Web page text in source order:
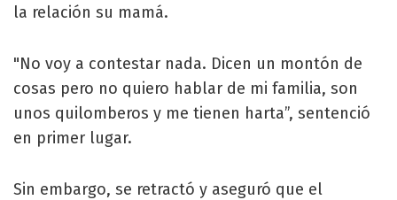
la relación su mamá.
"No voy a contestar nada. Dicen un montón de
cosas pero no quiero hablar de mi familia, son
unos quilomberos y me tienen harta”, sentenció
en primer lugar.
Sin embargo, se retractó y aseguró que el